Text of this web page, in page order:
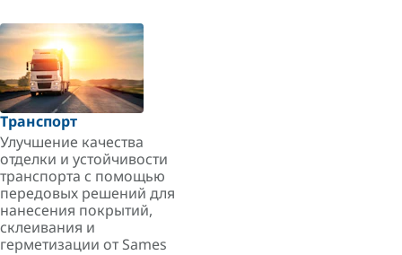
Транспорт
Улучшение качества
отделки и устойчивости
транспорта с помощью
передовых решений для
нанесения покрытий,
склеивания и
герметизации от Sames